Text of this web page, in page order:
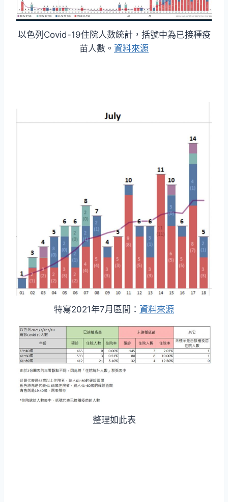
以色列Covid-19住院人數統計，括號中為已接種疫
苗人數。 資料來源
特寫2021年7月區間： 資料來源
整理如此表